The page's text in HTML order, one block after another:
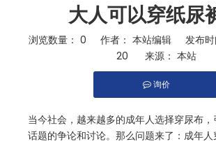
大人可以穿纸尿
浏览数量： 0 作者： 本站编辑 发布
20 来源： 本站
询价
当今社会，越来越多的成年人选择穿尿布
话题的争论和讨论。那么问题来了：成年